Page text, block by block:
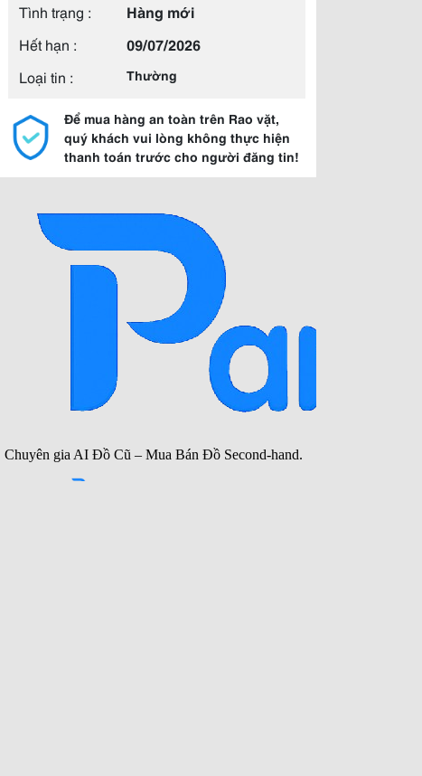
Tình trạng :
Hàng mới
Hết hạn :
09/07/2026
Loại tin :
Thường
Để mua hàng an toàn trên Rao vặt,
quý khách vui lòng không thực hiện
thanh toán trước cho người đăng tin!